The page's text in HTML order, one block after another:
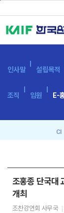
인사말 설립목적
조직 임원 E-
CI
캐릭
조홍종 단국대
개최
조찬강연회 사무국